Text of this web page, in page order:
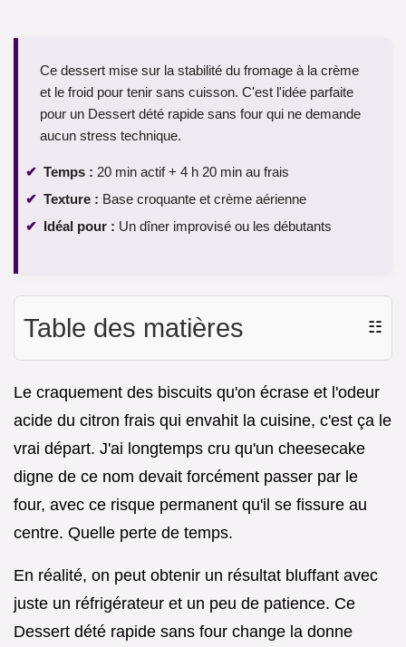
Ce dessert mise sur la stabilité du fromage à la crème
et le froid pour tenir sans cuisson. C'est l'idée parfaite
pour un Dessert dété rapide sans four qui ne demande
aucun stress technique.
Temps : 20 min actif + 4 h 20 min au frais
Texture : Base croquante et crème aérienne
Idéal pour : Un dîner improvisé ou les débutants
Table des matières ☷
Le craquement des biscuits qu'on écrase et l'odeur
acide du citron frais qui envahit la cuisine, c'est ça le
vrai départ. J'ai longtemps cru qu'un cheesecake
digne de ce nom devait forcément passer par le
four, avec ce risque permanent qu'il se fissure au
centre. Quelle perte de temps.
En réalité, on peut obtenir un résultat bluffant avec
juste un réfrigérateur et un peu de patience. Ce
Dessert dété rapide sans four change la donne